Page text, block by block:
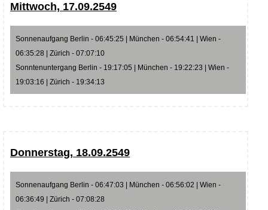
Mittwoch, 17.09.2549
Sonnenaufgang Berlin - 06:45:25 | München - 06:54:41 | Wien -
06:35:28 | Zürich - 07:07:10
Sonntenuntergang Berlin - 19:17:05 | München - 19:22:23 | Wien -
19:03:16 | Zürich - 19:34:13
Donnerstag, 18.09.2549
Sonnenaufgang Berlin - 06:47:03 | München - 06:56:02 | Wien -
06:36:49 | Zürich - 07:08:28